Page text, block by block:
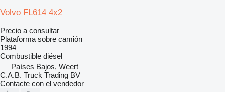
Volvo FL614 4x2
Precio a consultar
Plataforma sobre camión
1994
Combustible diésel
Países Bajos, Weert
C.A.B. Truck Trading BV
Contacte con el vendedor